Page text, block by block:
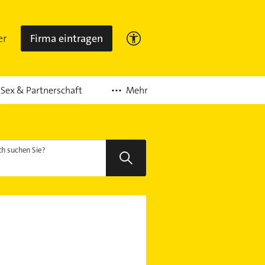
Firma eintragen
Sex & Partnerschaft Mehr
suchen Sie?